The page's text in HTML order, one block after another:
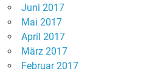
Juni 2017
Mai 2017
April 2017
März 2017
Februar 2017